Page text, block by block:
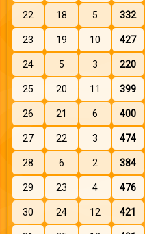
22
18 5 332
23
19 10 427
24
5 3 220
25
20 11 399
26
21 6 400
27
22 3 474
28
6 2 384
29
23 4 476
30
24 12 421